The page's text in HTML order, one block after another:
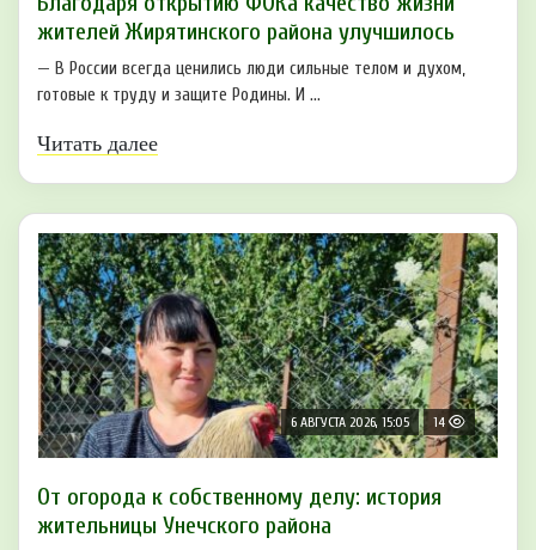
жителей Жирятинского района улучшилось
— В России всегда ценились люди сильные телом и духом,
готовые к труду и защите Родины. И ...
Читать далее
6 АВГУСТА 2026, 15:05 14
От огорода к собственному делу: история
жительницы Унечского района